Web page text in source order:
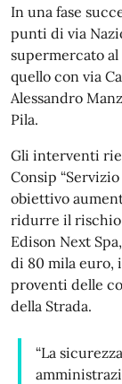
In una fase
punti di via
supermercato al
quello con via
Alessandro
Pila.
Gli interventi
Consip
obiettivo
ridurre il rischio
Edison Next
di 80 mila euro,
proventi delle
della Strada.
“La